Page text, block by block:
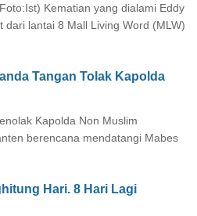
Kematian yang dialami Eddy
dari lantai 8 Mall Living Word (MLW)
Tangan Tolak Kapolda
Kapolda Non Muslim
berencana mendatangi Mabes
Hari. 8 Hari Lagi